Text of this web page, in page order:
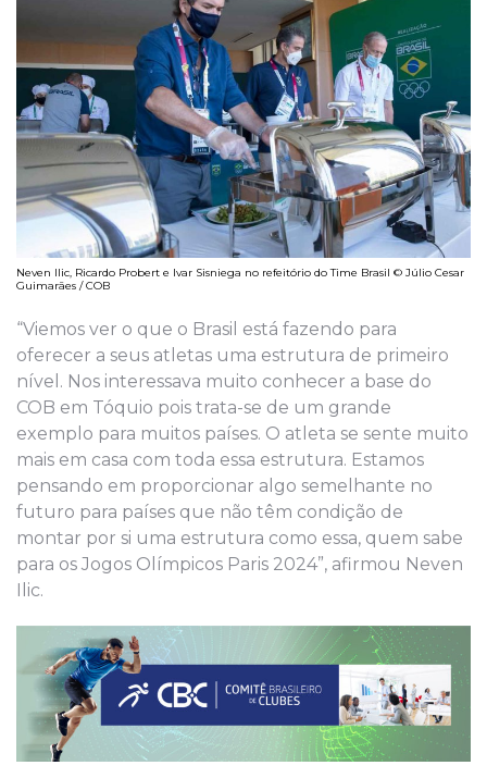
Neven Ilic, Ricardo Probert e Ivar Sisniega no refeitório do Time Brasil © Júlio Cesar
Guimarães / COB
“Viemos ver o que o Brasil está fazendo para
oferecer a seus atletas uma estrutura de primeiro
nível. Nos interessava muito conhecer a base do
COB em Tóquio pois trata-se de um grande
exemplo para muitos países. O atleta se sente muito
mais em casa com toda essa estrutura. Estamos
pensando em proporcionar algo semelhante no
futuro para países que não têm condição de
montar por si uma estrutura como essa, quem sabe
para os Jogos Olímpicos Paris 2024”, afirmou Neven
Ilic.